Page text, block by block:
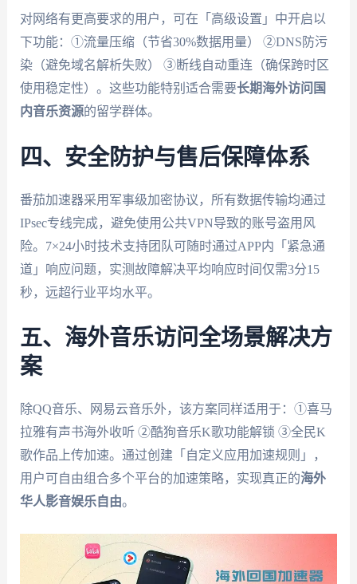
对网络有更高要求的用户，可在「高级设置」中开启以
下功能：①流量压缩（节省30%数据用量） ②DNS防污
染（避免域名解析失败） ③断线自动重连（确保跨时区
使用稳定性）。这些功能特别适合需要长期海外访问国
内音乐资源的留学群体。
四、安全防护与售后保障体系
番茄加速器采用军事级加密协议，所有数据传输均通过
IPsec专线完成，避免使用公共VPN导致的账号盗用风
险。7×24小时技术支持团队可随时通过APP内「紧急通
道」响应问题，实测故障解决平均响应时间仅需3分15
秒，远超行业平均水平。
五、海外音乐访问全场景解决方
案
除QQ音乐、网易云音乐外，该方案同样适用于：①喜马
拉雅有声书海外收听 ②酷狗音乐K歌功能解锁 ③全民K
歌作品上传加速。通过创建「自定义应用加速规则」，
用户可自由组合多个平台的加速策略，实现真正的海外
华人影音娱乐自由。